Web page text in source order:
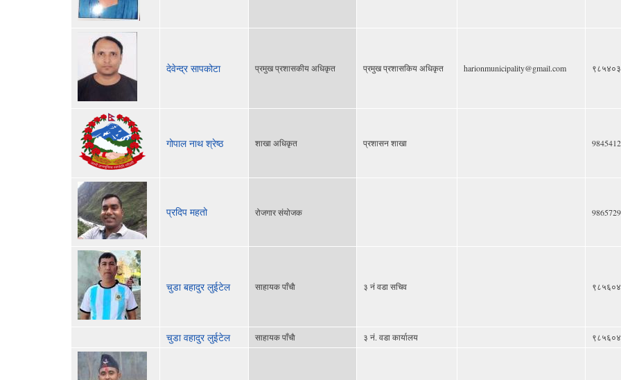
देवेन्द्र सापकोटा प्रमुख प्रशासकीय अधिकृत प्रमुख प्रशासकिय अधिकृत harionmunicipality@gmail.com
गोपाल नाथ श्रेष्ठ शाखा अधिकृत प्रशासन शाखा
प्रदिप महतो रोजगार संयोजक
चुडा बहादुर लुईटेल साहायक पाँचाै ३ नं वडा सचिव
चुडा वहादुर लुईटेल साहायक पाँचाै ३ नं. वडा कार्यालय